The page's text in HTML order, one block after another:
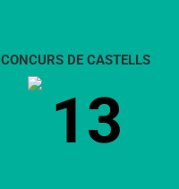
CONCURS DE CASTELLS
13